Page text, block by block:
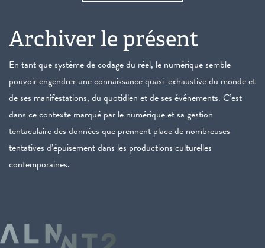
Archiver le présent
En tant que système de codage du réel, le numérique semble
pouvoir engendrer une connaissance quasi-exhaustive du monde et
de ses manifestations, du quotidien et de ses événements. C’est
dans ce contexte marqué par le numérique et sa gestion
tentaculaire des données que prennent place de nombreuses
tentatives d’épuisement dans les productions culturelles
contemporaines.